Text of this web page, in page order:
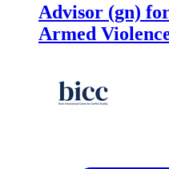
Advisor (gn)
Armed